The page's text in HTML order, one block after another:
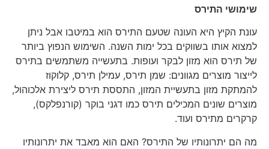
שימושי התירס
עונת הקיץ היא העונה שטעם התירס הוא במיטבו אבל ניתן
למצוא אותו בשווקים בכל ימות השנה. השימוש הנפוץ ביותר
של תירס הוא מזון לבקר ועופות. בתעשייה משתמשים בתירס
לייצור מוצרים מגוונים: שמן תירס, עמילן תירס, קלוקוז
להמתקת מזון בתעשיית המזון, התססת תירס ליצירת אלכוהול,
מוצרים שונים המכילים תירס כמו דגני בוקר (קורנפלקס),
קרקרים מתירס ועוד.
מה הם יתרונותיו של התירס? האם הוא מאבד את יתרונותיו